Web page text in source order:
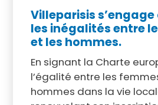
Villeparisis
les inégalités entre
et les hommes.
En signant la Charte
l’égalité entre les
hommes dans la vie